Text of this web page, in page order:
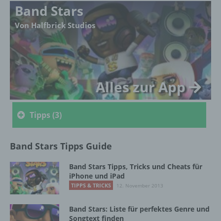
Band Stars
Von Halfbrick Studios
Alles zur App
Tipps (3)
Band Stars Tipps Guide
Band Stars Tipps, Tricks und Cheats für
iPhone und iPad
TIPPS & TRICKS 12. November 2013
Band Stars: Liste für perfektes Genre und
Songtext finden
Name und Anschrift des für die Verarbeitung
Verantwortlichen
Verantwortlicher im Sinne der Datenschutz-
Grundverordnung, sonstiger in den Mitgliedstaaten
der Europäischen Union geltenden
Datenschutzgesetze und anderer Bestimmungen
mit datenschutzrechtlichem Charakter ist die:
InnoMobile GmbH
DE
Cookies / SessionStorage / LocalStorage